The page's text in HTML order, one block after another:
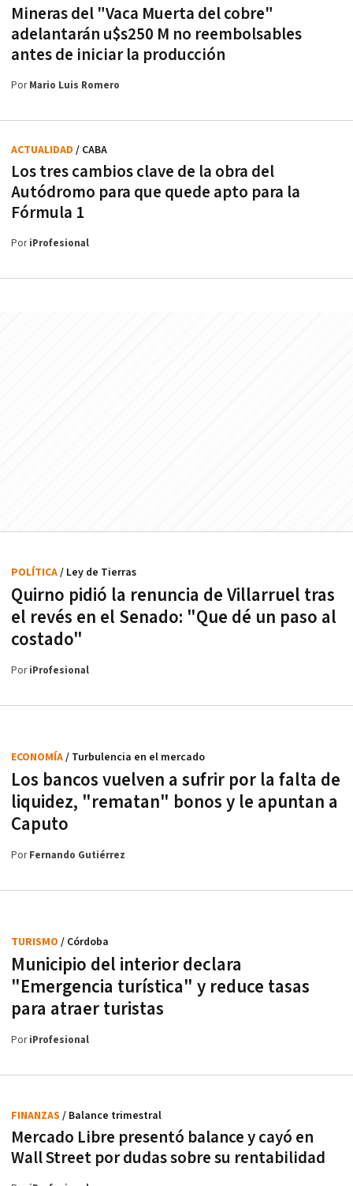
Mineras del "Vaca Muerta del cobre"
adelantarán u$s250 M no reembolsables
antes de iniciar la producción
PorMario Luis Romero
Los tres cambios clave de la obra del
Autódromo para que quede apto para la
Fórmula 1
ACTUALIDAD / CABA
PoriProfesional
Quirno pidió la renuncia de Villarruel tras
el revés en el Senado: "Que dé un paso al
costado"
POLÍTICA/ Ley de Tierras
PoriProfesional
Los bancos vuelven a sufrir por la falta de
liquidez, "rematan" bonos y le apuntan a
Caputo
ECONOMÍA/ Turbulencia en el mercado
PorFernando Gutiérrez
Municipio del interior declara
"Emergencia turística" y reduce tasas
para atraer turistas
TURISMO / Córdoba
PoriProfesional
Mercado Libre presentó balance y cayó en
Wall Street por dudas sobre su rentabilidad
FINANZAS / Balance trimestral